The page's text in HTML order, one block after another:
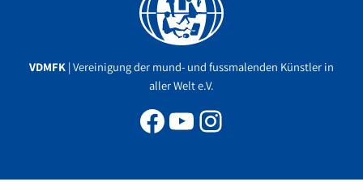
VDMFK | Vereinigung der mund- und fussmalenden Künstler in
aller Welt e.V.